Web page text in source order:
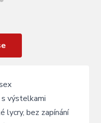
výstelkami
lycry, bez zapínání